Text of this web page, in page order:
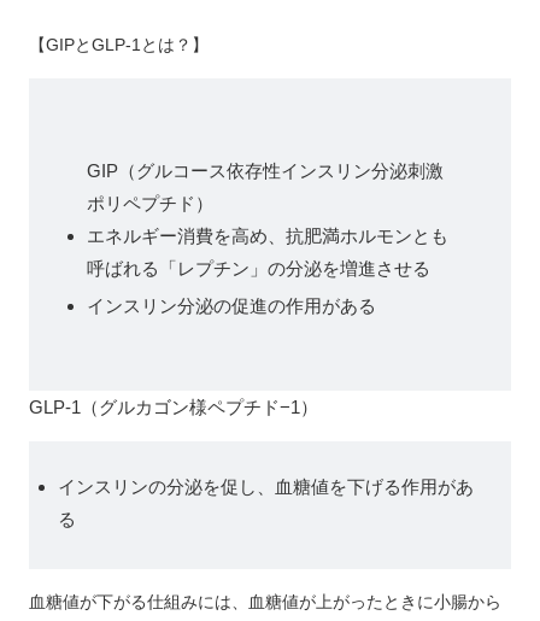
【GIPとGLP-1とは？】
GIP（グルコース依存性インスリン分泌刺激
ポリペプチド）
エネルギー消費を高め、抗肥満ホルモンとも
呼ばれる「レプチン」の分泌を増進させる
インスリン分泌の促進の作用がある
GLP-1（グルカゴン様ペプチド−1）
インスリンの分泌を促し、血糖値を下げる作用があ
る
血糖値が下がる仕組みには、血糖値が上がったときに小腸から